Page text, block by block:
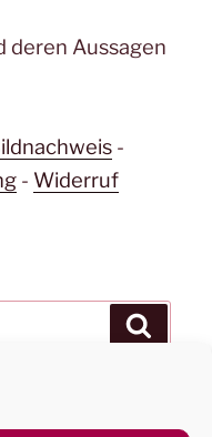
deren Aussagen
-
- Widerruf